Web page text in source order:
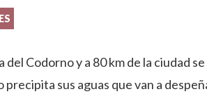
del Codorno y a 80 km de la ciudad
precipita sus aguas que van a